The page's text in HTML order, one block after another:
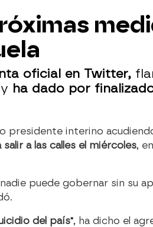
oficial en Twitter,
ha dado por
presidente interino
a las calles el miércoles,
puede gobernar sin su
del país", ha dicho el